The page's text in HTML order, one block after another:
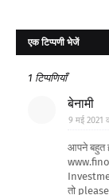
एक टिप्पणी भेजें
1 टिप्पणियाँ
बेनामी
9 मई 2021
आपने बहुत
तो